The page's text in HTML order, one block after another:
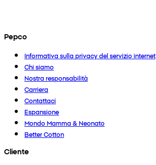
Pepco
Informativa sulla privacy del servizio internet
Chi siamo
Nostra responsabilità
Carriera
Contattaci
Espansione
Mondo Mamma & Neonato
Better Cotton
Cliente